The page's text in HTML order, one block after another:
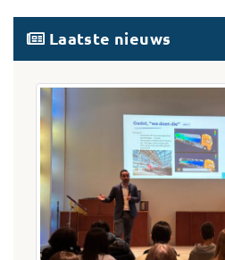
Laatste nieuws